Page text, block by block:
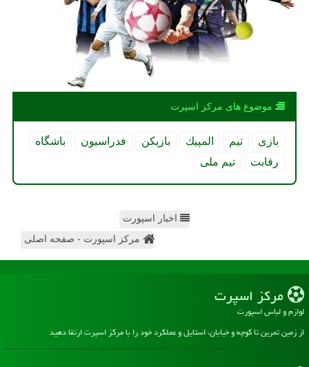
موضوع های مركز اسپرت
بازی تیم المپیك بازیكن فدراسیون
باشگاه
رقابت
تیم ملی
اخبار اسپورت
مرکز اسپورت - صفحه اصلی
مركز اسپرت
لوازم و لباس اسپورت
از زمین تمرین تا کوچه و خیابان، استایل و عملکرد خود را با مرکز اسپرت ارتقا دهید